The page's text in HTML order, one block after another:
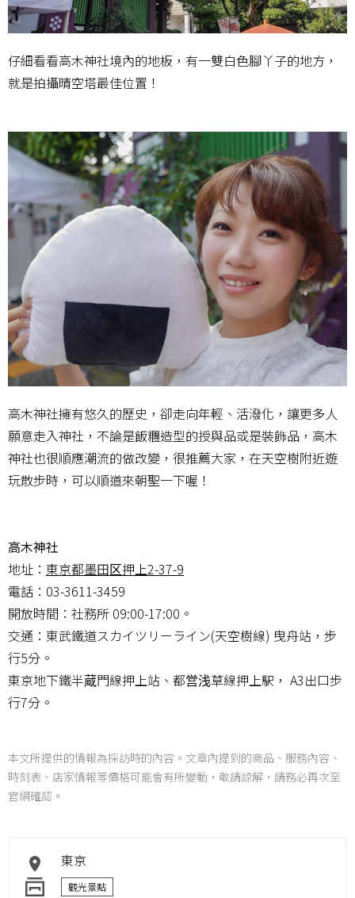
仔細看看高木神社境內的地板，有一雙白色腳丫子的地方，
就是拍攝晴空塔最佳位置！
高木神社擁有悠久的歷史，卻走向年輕、活潑化，讓更多人
願意走入神社，不論是飯糰造型的授與品或是裝飾品，高木
神社也很順應潮流的做改變，很推薦大家，在天空樹附近遊
玩散步時，可以順道來朝聖一下喔！
高木神社
地址： 東京都墨田区押上2-37-9
電話：03-3611-3459
開放時間：社務所 09:00-17:00。
交通：東武鐵道スカイツリーライン(天空樹線) 曳舟站，步
行5分。
東京地下鐵半蔵門線押上站、都営浅草線押上駅， A3出口步
行7分。
本文所提供的情報為採訪時的內容。文章內提到的商品、服務內容、
時刻表、店家情報等價格可能會有所變動，敬請諒解，請務必再次至
官網確認。
東京
觀光景點